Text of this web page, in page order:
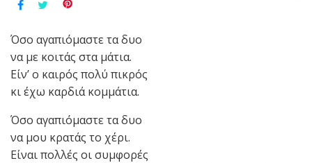
Όσο αγαπιόμαστε τα δυο
να με κοιτάς στα μάτια.
Είν’ ο καιρός πολύ πικρός
κι έχω καρδιά κομμάτια.
Όσο αγαπιόμαστε τα δυο
να μου κρατάς το χέρι.
Είναι πολλές οι συμφορές